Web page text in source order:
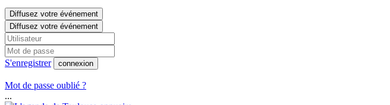
Diffusez votre événement
Diffusez votre événement
S'enregistrer connexion
Mot de passe oublié ?
...